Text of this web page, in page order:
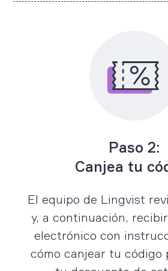
Paso 2:
Canjea tu
El equipo de Lingvist
y, a continuación,
electrónico con
cómo canjear tu código